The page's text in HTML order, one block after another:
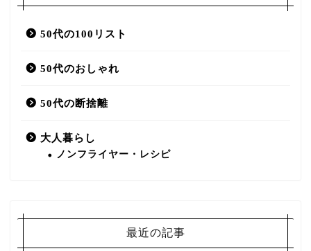
50代の100リスト
50代のおしゃれ
50代の断捨離
大人暮らし
ノンフライヤー・レシピ
最近の記事